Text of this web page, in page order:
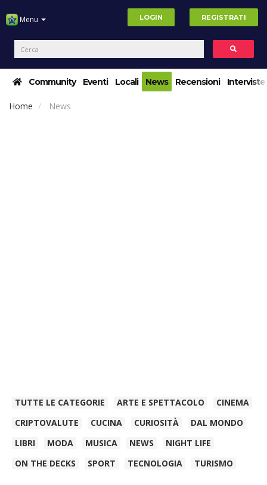
Menu LOGIN REGISTRATI
Community Eventi Locali News Recensioni Interviste
Home News
TUTTE LE CATEGORIE ARTE E SPETTACOLO
CINEMA
CRIPTOVALUTE
CUCINA CURIOSITÀ
DAL MONDO
LIBRI
MODA MUSICA NEWS
NIGHT LIFE
ON THE DECKS
SPORT TECNOLOGIA TURISMO